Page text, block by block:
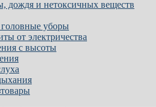
дождя и нетоксичных веществ
уборы
от электричества
с высоты